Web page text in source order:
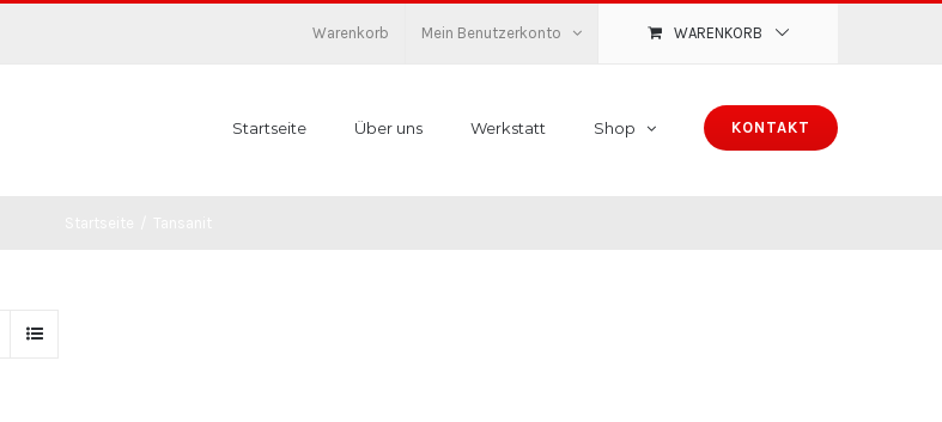
Warenkorb Mein Benutzerkonto WARENKORB
Startseite Über uns Werkstatt Shop KONTAKT